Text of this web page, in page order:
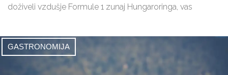
doživeli vzdušje Formule 1 zunaj Hungaroringa, vas
GASTRONOMIJA